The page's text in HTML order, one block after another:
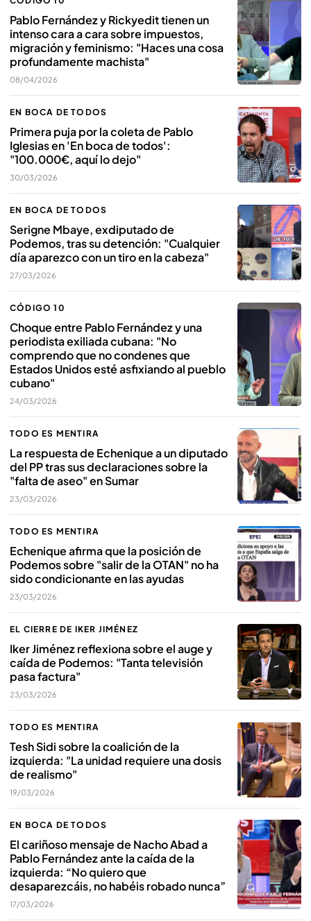
Pablo Fernández y Rickyedit tienen un
intenso cara a cara sobre impuestos,
migración y feminismo: "Haces una cosa
profundamente machista"
08/04/2026
EN BOCA DE TODOS
Primera puja por la coleta de Pablo
Iglesias en 'En boca de todos':
"100.000€, aquí lo dejo"
30/03/2026
EN BOCA DE TODOS
Serigne Mbaye, exdiputado de
Podemos, tras su detención: "Cualquier
día aparezco con un tiro en la cabeza"
27/03/2026
CÓDIGO 10
Choque entre Pablo Fernández y una
periodista exiliada cubana: "No
comprendo que no condenes que
Estados Unidos esté asfixiando al pueblo
cubano"
24/03/2026
TODO ES MENTIRA
La respuesta de Echenique a un diputado
del PP tras sus declaraciones sobre la
"falta de aseo" en Sumar
23/03/2026
TODO ES MENTIRA
Echenique afirma que la posición de
Podemos sobre "salir de la OTAN" no ha
sido condicionante en las ayudas
23/03/2026
EL CIERRE DE IKER JIMÉNEZ
Iker Jiménez reflexiona sobre el auge y
caída de Podemos: "Tanta televisión
pasa factura"
23/03/2026
TODO ES MENTIRA
Tesh Sidi sobre la coalición de la
izquierda: "La unidad requiere una dosis
de realismo"
19/03/2026
EN BOCA DE TODOS
El cariñoso mensaje de Nacho Abad a
Pablo Fernández ante la caída de la
izquierda: “No quiero que
desaparezcáis, no habéis robado nunca”
17/03/2026